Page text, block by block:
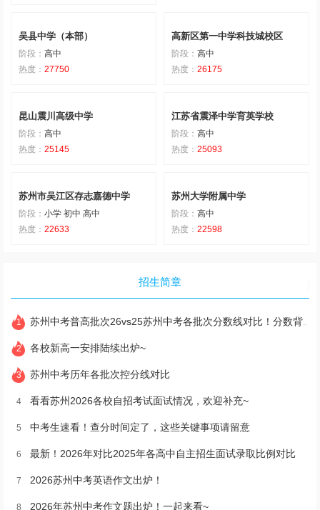
吴县中学（本部）
阶段： 高中
热度： 27750
高新区第一中学科技城校区
阶段： 高中
热度： 26175
昆山震川高级中学
阶段： 高中
热度： 25145
江苏省震泽中学育英学校
阶段： 高中
热度： 25093
苏州市吴江区存志嘉德中学
阶段： 小学 初中 高中
热度： 22633
苏州大学附属中学
阶段： 高中
热度： 22598
招生简章
1 苏州中考普高批次26vs25苏州中考各批次分数线对比！分数背后的意义在哪里？
2 各校新高一安排陆续出炉~
3 苏州中考历年各批次控分线对比
4 看看苏州2026各校自招考试面试情况，欢迎补充~
5 中考生速看！查分时间定了，这些关键事项请留意
6 最新！2026年对比2025年各高中自主招生面试录取比例对比
7 2026苏州中考英语作文出炉！
8 2026年苏州中考作文题出炉！一起来看~